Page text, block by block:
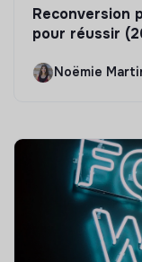
Reconversion
pour réussir
Noëmie